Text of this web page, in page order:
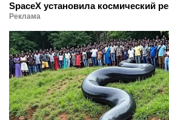
SpaceX установила космический
Реклама